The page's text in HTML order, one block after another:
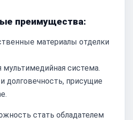
преимущества:
материалы отделки
система.
долговечность, присущие
стать обладателем